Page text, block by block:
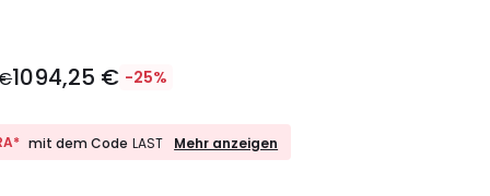
1094,25 € -25%
mit dem Code LAST
10%
Mehr anzeigen